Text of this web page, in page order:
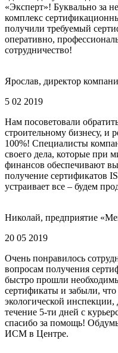
«Эксперт»! Буквально за
комплекс
получили требуемый
оперативно,
сотрудничество!
Ярослав, директор
5 02 2019
Нам посоветовали
строительному бизнесу, и
100%! Специалисты
своего дела, которые при
финансов обеспечивают
получение сертификатов
устраивает все – будем
Николай, предприятие
20 05 2019
Очень понравилось
вопросам получения
быстро прошли
сертификаты и забыли, что
экологической
течение 5-ти дней с
спасибо за помощь!
ИСМ в Центре.